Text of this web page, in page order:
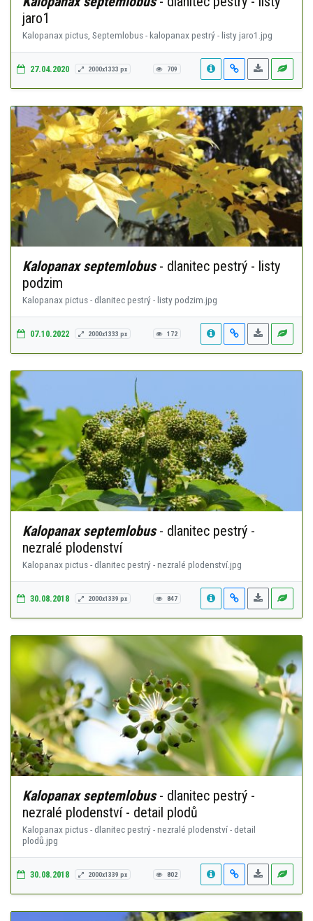
jaro1
Kalopanax pictus, Septemlobus - kalopanax pestrý - listy jaro1.jpg
27.04.2020 2000x1333 px 709
Kalopanax septemlobus- dlanitec pestrý - listy
podzim
Kalopanax pictus - dlanitec pestrý - listy podzim.jpg
07.10.2022 2000x1333 px 172
Kalopanax septemlobus- dlanitec pestrý -
nezralé plodenství
Kalopanax pictus - dlanitec pestrý - nezralé plodenství.jpg
30.08.2018 2000x1339 px 847
Kalopanax septemlobus- dlanitec pestrý -
nezralé plodenství - detail plodů
Kalopanax pictus - dlanitec pestrý - nezralé plodenství - detail
plodů.jpg
30.08.2018 2000x1339 px 802